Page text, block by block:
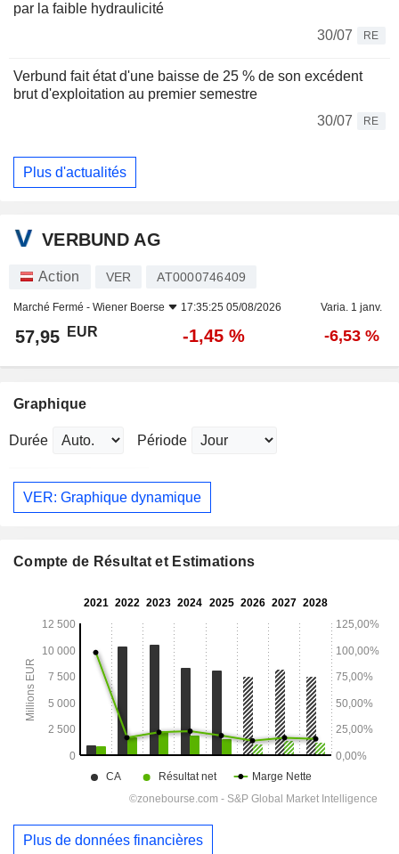
par la faible hydraulicité
30/07
RE
Verbund fait état d'une baisse de 25 % de son excédent
brut d'exploitation au premier semestre
30/07
RE
Plus d'actualités
VERBUND AG
Action VER AT0000746409
Marché Fermé - Wiener Boerse 17:35:25 05/08/2026 Varia. 1 janv.
57,95 EUR -1,45 % -6,53 %
Graphique
Durée Période
VER: Graphique dynamique
Compte de Résultat et Estimations
Plus de données financières